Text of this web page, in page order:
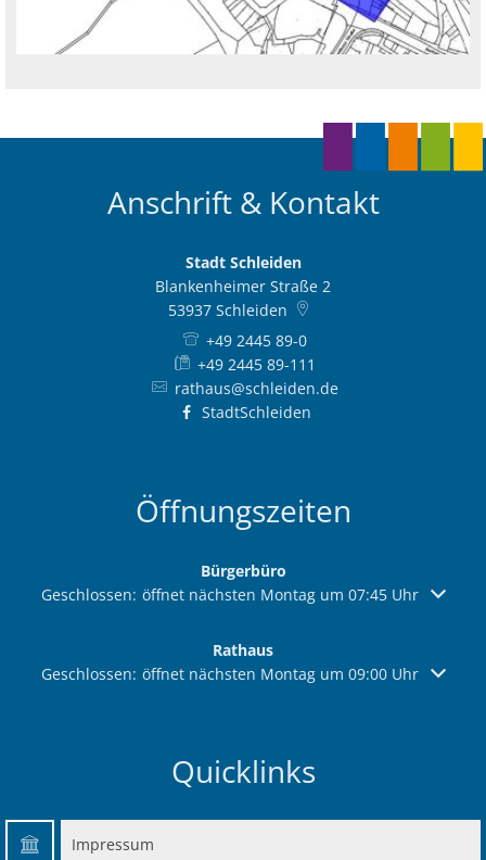
Anschrift & Kontakt
Stadt Schleiden
Blankenheimer Straße 2
53937 Schleiden
+49 2445 89-0
+49 2445 89-111
rathaus@schleiden.de
StadtSchleiden
Öffnungszeiten
Bürgerbüro
Klicken, um weitere Öffnungs- oder Schließzeiten
Geschlossen: öffnet nächsten Montag um 07:45 Uhr
Rathaus
Klicken, um weitere Öffnungs- oder Schließzeiten
Geschlossen: öffnet nächsten Montag um 09:00 Uhr
Quicklinks
Impressum